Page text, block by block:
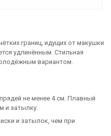
границ, идущих от макушки
удлинённым. Стильная
вариантом.
не менее 4 см. Плавный
и затылку.
и затылок, чем при